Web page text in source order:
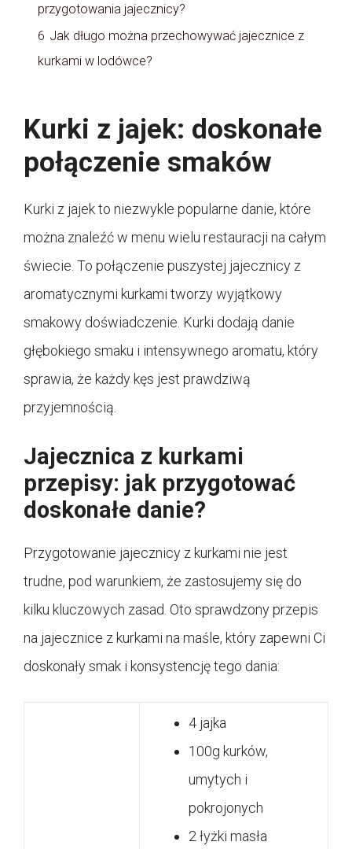
przygotowania jajecznicy?
6 Jak długo można przechowywać jajecznice z
kurkami w lodówce?
Kurki z jajek: doskonałe
połączenie smaków
Kurki z jajek to niezwykle popularne danie, które
można znaleźć w menu wielu restauracji na całym
świecie. To połączenie puszystej jajecznicy z
aromatycznymi kurkami tworzy wyjątkowy
smakowy doświadczenie. Kurki dodają danie
głębokiego smaku i intensywnego aromatu, który
sprawia, że każdy kęs jest prawdziwą
przyjemnością.
Jajecznica z kurkami
przepisy: jak przygotować
doskonałe danie?
Przygotowanie jajecznicy z kurkami nie jest
trudne, pod warunkiem, że zastosujemy się do
kilku kluczowych zasad. Oto sprawdzony przepis
na jajecznice z kurkami na maśle, który zapewni Ci
doskonały smak i konsystencję tego dania:
4 jajka
100g kurków,
umytych i
pokrojonych
2 łyżki masła